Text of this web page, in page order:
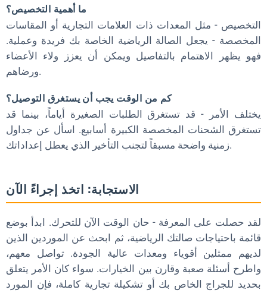
ما أهمية التخصيص؟
التخصيص - مثل المعدات ذات العلامات التجارية أو المقاسات
المخصصة - يجعل الصالة الرياضية الخاصة بك فريدة وعملية.
فهو يظهر الاهتمام بالتفاصيل ويمكن أن يعزز ولاء الأعضاء
ورضاهم.
كم من الوقت يجب أن يستغرق التوصيل؟
يختلف الأمر - قد تستغرق الطلبات الصغيرة أياماً، بينما قد
تستغرق الشحنات المخصصة الكبيرة أسابيع. اسأل عن جداول
زمنية واضحة مسبقاً لتجنب التأخير الذي يعطل إعداداتك.
الاستجابة: اتخذ إجراءً الآن
لقد حصلت على المعرفة - حان الوقت الآن للتحرك. ابدأ بوضع
قائمة باحتياجات صالتك الرياضية، ثم ابحث عن الموردين الذين
لديهم ممثلين أقوياء ومعدات عالية الجودة. تواصل معهم،
واطرح أسئلة صعبة وقارن بين الخيارات. سواء كان الأمر يتعلق
بحديد للجراج الخاص بك أو تشكيلة تجارية كاملة، فإن المورد